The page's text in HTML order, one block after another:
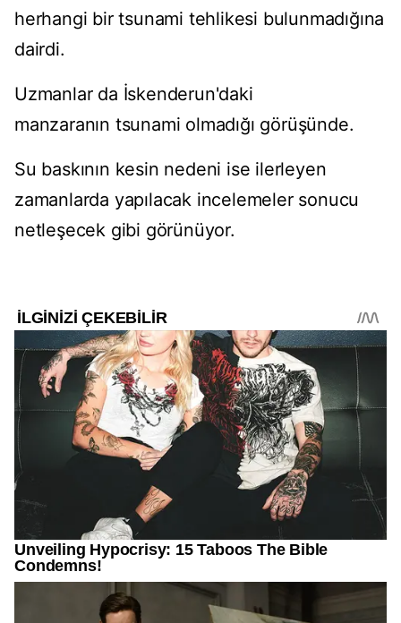
herhangi bir tsunami tehlikesi bulunmadığına
dairdi.
Uzmanlar da İskenderun'daki
manzaranın tsunami olmadığı görüşünde.
Su baskının kesin nedeni ise ilerleyen
zamanlarda yapılacak incelemeler sonucu
netleşecek gibi görünüyor.